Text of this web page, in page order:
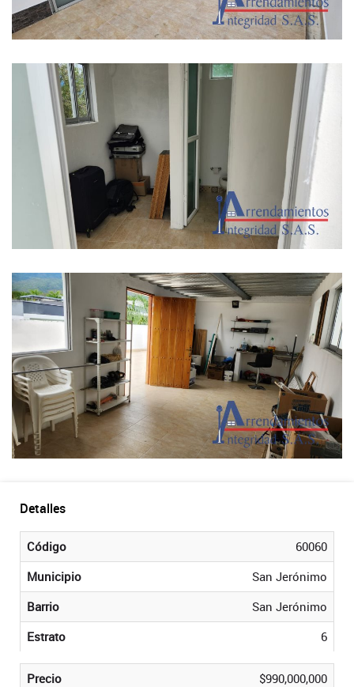
Detalles
Código
60060
Municipio
San Jerónimo
Barrio
San Jerónimo
Estrato
6
Precio
$990,000,000